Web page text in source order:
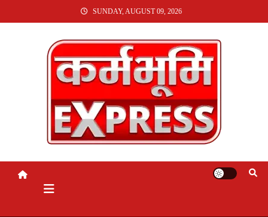
TO
SUNDAY, AUGUST 09, 2026
KARMABHUMI EXPRESS